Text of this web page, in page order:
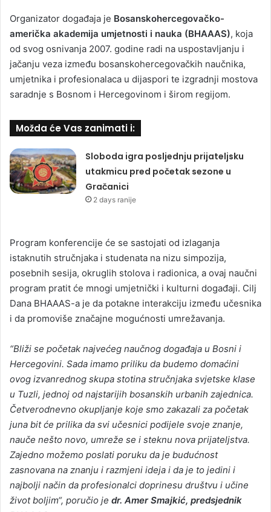
Organizator događaja je Bosanskohercegovačko-
američka akademija umjetnosti i nauka (BHAAAS), koja
od svog osnivanja 2007. godine radi na uspostavljanju i
jačanju veza između bosanskohercegovačkih naučnika,
umjetnika i profesionalaca u dijaspori te izgradnji mostova
saradnje s Bosnom i Hercegovinom i širom regijom.
Možda će Vas zanimati i:
Sloboda igra posljednju prijateljsku
utakmicu pred početak sezone u
Gračanici
2 days ranije
Program konferencije će se sastojati od izlaganja
istaknutih stručnjaka i studenata na nizu simpozija,
posebnih sesija, okruglih stolova i radionica, a ovaj naučni
program pratit će mnogi umjetnički i kulturni događaji. Cilj
Dana BHAAAS-a je da potakne interakciju između učesnika
i da promoviše značajne mogućnosti umrežavanja.
“Bliži se početak najvećeg naučnog događaja u Bosni i
Hercegovini. Sada imamo priliku da budemo domaćini
ovog izvanrednog skupa stotina stručnjaka svjetske klase
u Tuzli, jednoj od najstarijih bosanskih urbanih zajednica.
Četverodnevno okupljanje koje smo zakazali za početak
juna bit će prilika da svi učesnici podijele svoje znanje,
nauče nešto novo, umreže se i steknu nova prijateljstva.
Zajedno možemo poslati poruku da je budućnost
zasnovana na znanju i razmjeni ideja i da je to jedini i
najbolji način da profesionalci doprinesu društvu i učine
život boljim“, poručio je dr. Amer Smajkić, predsjednik